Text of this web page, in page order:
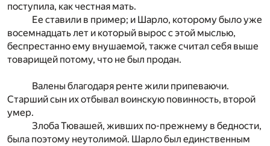
поступила, как честная мать.
Ее ставили в пример; и Шарло, которому было уже
восемнадцать лет и который вырос с этой мыслью,
беспрестанно ему внушаемой, также считал себя выше
товарищей потому, что не был продан.
Валены благодаря ренте жили припеваючи.
Старший сын их отбывал воинскую повинность, второй
умер.
Злоба Тювашей, живших по-прежнему в бедности,
была поэтому неутолимой. Шарло был единственным